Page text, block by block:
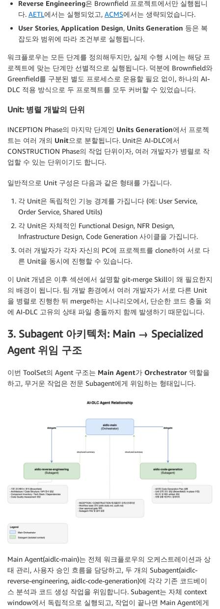
Reverse Engineering은 Brownfield 프로젝트에서만 실행됩니
다. AETL에서는 실행되었고, ACMS에서는 생략되었습니다.
User Stories, Application Design, Units Generation 등은 복
잡도와 범위에 따라 조건부로 실행됩니다.
워크플로우는 모든 단계를 정의해두지만, 실제 수행 시에는 해당 프
로젝트에 맞는 단계만 선별적으로 실행됩니다. 덕분에 Brownfield와
Greenfield를 구분된 별도 프로세스로 운용할 필요 없이, 하나의 AI-
DLC 적용 방식으로 두 프로젝트를 모두 커버할 수 있었습니다.
Unit: 병렬 개발의 단위
INCEPTION Phase의 마지막 단계인 Units Generation에서 프로젝
트는 여러 개의 Unit으로 분할됩니다. Unit은 AI-DLC에서
CONSTRUCTION Phase의 작업 단위이자, 여러 개발자가 병렬로 작
업할 수 있는 단위이기도 합니다.
일반적으로 Unit 구성은 다음과 같은 형태를 가집니다.
각 Unit은 독립적인 기능 경계를 가집니다 (예: User Service,
Order Service, Shared Utils)
각 Unit은 자체적인 Functional Design, NFR Design,
Infrastructure Design, Code Generation 사이클을 가집니다.
여러 개발자가 각자 자신의 PC에 프로젝트를 clone하여 서로 다
른 Unit을 동시에 진행할 수 있습니다.
이 Unit 개념은 이후 섹션에서 설명할 git-merge Skill이 왜 필요한지
의 배경이 됩니다. 팀 개발 환경에서 여러 개발자가 서로 다른 Unit
을 병렬로 진행한 뒤 merge하는 시나리오에서, 단순한 코드 충돌 외
에 AI-DLC 고유의 상태 파일 충돌까지 함께 발생하기 때문입니다.
3. Subagent 아키텍처: Main → Specialized
Agent 위임 구조
이번 ToolSet의 Agent 구조는 Main Agent가 Orchestrator 역할을
하고, 무거운 작업은 전문 Subagent에게 위임하는 형태입니다.
Main Agent(aidlc-main)는 전체 워크플로우의 오케스트레이션과 상
태 관리, 사용자 승인 흐름을 담당하고, 두 개의 Subagent(aidlc-
reverse-engineering, aidlc-code-generation)에 각각 기존 코드베이
스 분석과 코드 생성 작업을 위임합니다. Subagent는 자체 context
window에서 독립적으로 실행되고, 작업이 끝나면 Main Agent에게